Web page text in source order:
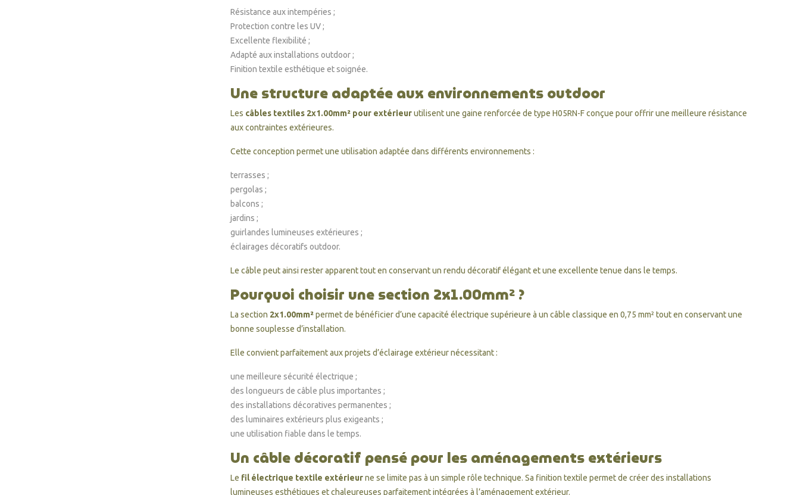
Résistance aux intempéries ;
Protection contre les UV ;
Excellente flexibilité ;
Adapté aux installations outdoor ;
Finition textile esthétique et soignée.
Une structure adaptée aux environnements outdoor
Les câbles textiles 2x1.00mm² pour extérieurutilisent une gaine renforcée de type H05RN-F conçue pour offrir une meilleure résistance
aux contraintes extérieures.
Cette conception permet une utilisation adaptée dans différents environnements :
terrasses ;
pergolas ;
balcons ;
jardins ;
guirlandes lumineuses extérieures ;
éclairages décoratifs outdoor.
Le câble peut ainsi rester apparent tout en conservant un rendu décoratif élégant et une excellente tenue dans le temps.
Pourquoi choisir une section 2x1.00mm² ?
La section 2x1.00mm²permet de bénéficier d’une capacité électrique supérieure à un câble classique en 0,75 mm² tout en conservant une
bonne souplesse d’installation.
Elle convient parfaitement aux projets d’éclairage extérieur nécessitant :
une meilleure sécurité électrique ;
des longueurs de câble plus importantes ;
des installations décoratives permanentes ;
des luminaires extérieurs plus exigeants ;
une utilisation fiable dans le temps.
Un câble décoratif pensé pour les aménagements extérieurs
Le fil électrique textile extérieurne se limite pas à un simple rôle technique. Sa finition textile permet de créer des installations
lumineuses esthétiques et chaleureuses parfaitement intégrées à l’aménagement extérieur.